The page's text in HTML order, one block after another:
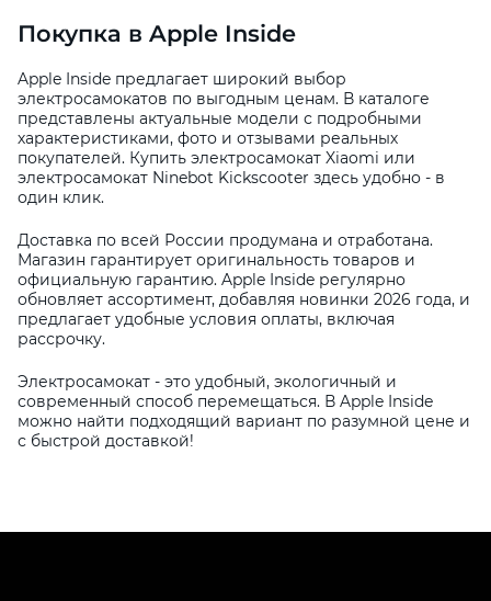
Покупка в Apple Inside
Apple Inside предлагает широкий выбор
электросамокатов по выгодным ценам. В каталоге
представлены актуальные модели с подробными
характеристиками, фото и отзывами реальных
покупателей. Купить электросамокат Xiaomi или
электросамокат Ninebot Kickscooter здесь удобно - в
один клик.
Доставка по всей России продумана и отработана.
Магазин гарантирует оригинальность товаров и
официальную гарантию. Apple Inside регулярно
обновляет ассортимент, добавляя новинки 2026 года, и
предлагает удобные условия оплаты, включая
рассрочку.
Электросамокат - это удобный, экологичный и
современный способ перемещаться. В Apple Inside
можно найти подходящий вариант по разумной цене и
с быстрой доставкой!